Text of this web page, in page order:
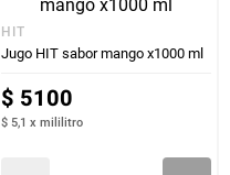
HIT
Jugo HIT sabor mango x1000 ml
$ 5100
$ 5,1 x mililitro